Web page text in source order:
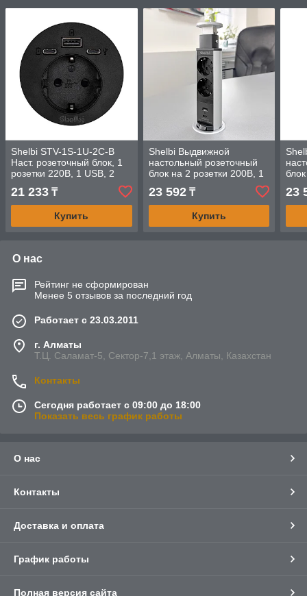
Shelbi STV-1S-1U-2C-B
Наст. розеточный блок, 1
розетки 220В, 1 USB, 2
Type-C (зарядка/
проходная), чёрный
21 233 ₸
Купить
Shelbi Выдвижной
настольный розеточный
блок на 2 розетки 200B, 1
USB, 1 Type-C, серебро
23 592₸
Купить
23
О нас
Рейтинг не сформирован
Менее 5 отзывов за последний год
Работает с 23.03.2011
г. Алматы
Т.Ц. Саламат-5, Cектор-7,1 этаж, Алматы, Казахстан
Контакты
Сегодня работает с 09:00 до 18:00
Показать весь график работы
О нас
Контакты
Доставка и оплата
График работы
Полная версия сайта